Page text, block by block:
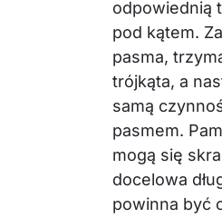
odpowiednią
pod kątem.
pasma,
trójkąta, a
samą
pasmem.
mogą się
docelowa
powinna być